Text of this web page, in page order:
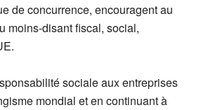
de concurrence, encouragent au
moins-disant fiscal, social,
sociale aux entreprises
mondial et en continuant à